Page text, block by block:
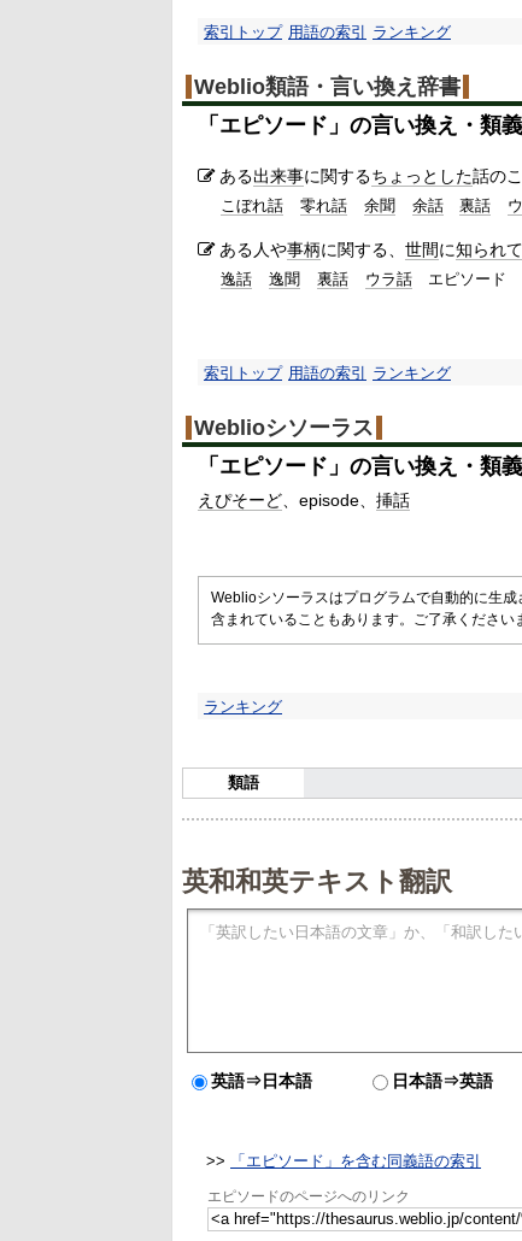
索引トップ 用語の索引 ランキング
Weblio類語・言い換え辞書
「 エピソード 」の言い換え・類
ある出来事に関するちょっとした話の
こぼれ話 零れ話 余聞 余話 裏話
ある人や事柄に関する、 世間に知られ
逸話 逸聞 裏話 ウラ話 エピソード
索引トップ 用語の索引 ランキング
Weblioシソーラス
「 エピソード 」の言い換え・類
えぴそーど episode 挿話
Weblioシソーラスはプログラムで自動的に生
含まれていることもあります。ご了承ください
ランキング
類語
英和和英テキスト翻訳
英語⇒日本語 日本語⇒英語
>> 「エピソード」を含む同義語の索引
エピソードのページへのリンク